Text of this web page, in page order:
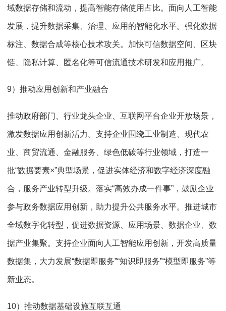
域数据存储和流动，提高智能存储使用占比。面向人工智能
发展，提升数据采集、治理、应用的智能化水平。强化数据
标注、数据合成等核心技术攻关。加快可信数据空间、区块
链、隐私计算、匿名化等可信流通技术研发和应用推广。
9）推动应用创新和产业融合
推动政府部门、行业龙头企业、互联网平台企业开放场景，
激发数据应用创新活力。支持企业围绕工业制造、现代农
业、商贸流通、金融服务、绿色低碳等行业领域，打造一
批“数据要素×”典型场景，促进实体经济和数字经济深度融
合，服务产业转型升级。落实“高效办成一件事”，鼓励企业
参与政务数据应用创新，助力提升公共服务水平。推进城市
全域数字化转型，促进数据资源、应用场景、数据企业、数
据产业集聚。支持企业面向人工智能应用创新，开发高质量
数据集，大力发展“数据即服务”“知识即服务”“模型即服务”等
新业态。
10）推动数据基础设施互联互通